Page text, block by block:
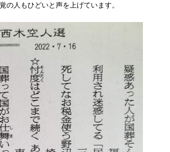
の人もひどいと声を上げています。